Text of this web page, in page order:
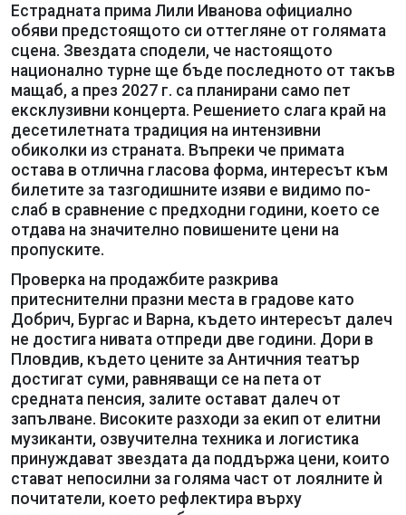
Естрадната прима Лили Иванова официално
обяви предстоящото си оттегляне от голямата
сцена. Звездата сподели, че настоящото
национално турне ще бъде последното от такъв
мащаб, а през 2027 г. са планирани само пет
ексклузивни концерта. Решението слага край на
десетилетната традиция на интензивни
обиколки из страната. Въпреки че примата
остава в отлична гласова форма, интересът към
билетите за тазгодишните изяви е видимо по-
слаб в сравнение с предходни години, което се
отдава на значително повишените цени на
пропуските.
Проверка на продажбите разкрива
притеснителни празни места в градове като
Добрич, Бургас и Варна, където интересът далеч
не достига нивата отпреди две години. Дори в
Пловдив, където цените за Античния театър
достигат суми, равняващи се на пета от
средната пенсия, залите остават далеч от
запълване. Високите разходи за екип от елитни
музиканти, озвучителна техника и логистика
принуждават звездата да поддържа цени, които
стават непосилни за голяма част от лоялните ѝ
почитатели, което рефлектира върху